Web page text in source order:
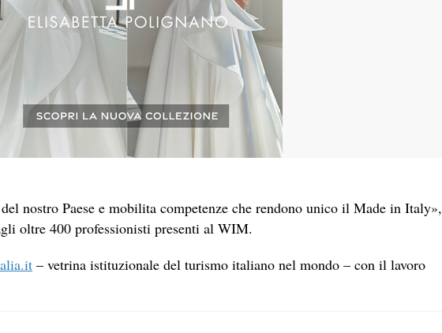
nostro Paese e mobilita competenze che rendono unico il Made in Italy»,
oltre 400 professionisti presenti al WIM.
– vetrina istituzionale del turismo italiano nel mondo – con il lavoro